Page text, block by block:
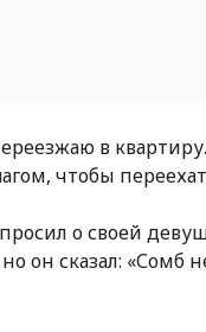
в
чтобы
о своей
он сказал: «Сомб